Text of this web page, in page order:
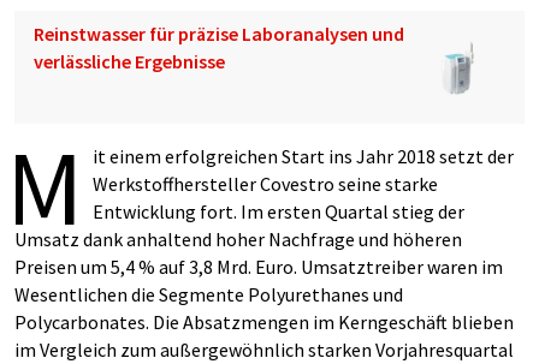
Reinstwasser für präzise Laboranalysen und
verlässliche Ergebnisse
M
it einem erfolgreichen Start ins Jahr 2018 setzt der
Werkstoffhersteller Covestro seine starke
Entwicklung fort. Im ersten Quartal stieg der
Umsatz dank anhaltend hoher Nachfrage und höheren
Preisen um 5,4 % auf 3,8 Mrd. Euro. Umsatztreiber waren im
Wesentlichen die Segmente Polyurethanes und
Polycarbonates. Die Absatzmengen im Kerngeschäft blieben
im Vergleich zum außergewöhnlich starken Vorjahresquartal